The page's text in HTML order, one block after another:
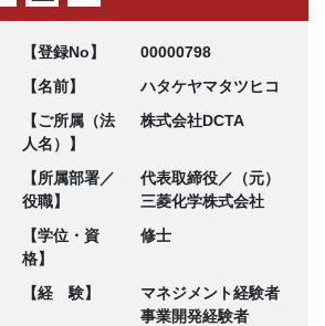
【登録No】
00000798
【名前】
ハタケヤマタツヒコ
【ご所属（法
人名）】
株式会社DCTA
【所属部署／
役職】
代表取締役／（元）
三菱化学株式会社
【学位・資
格】
修士
【経 験】
マネジメント経験者
事業開発経験者